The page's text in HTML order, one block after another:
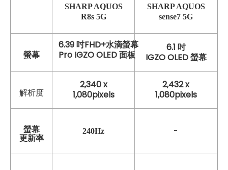
SHARP AQUOS
R8s 5G
SHARPAQUOS
sense7 5G
螢幕
6.39 吋FHD+水滴螢幕
Pro IGZO OLED 面板
6.1 吋
IGZO OLED 螢幕
解析度
2,340 x
1,080pixels
2,432 x
1,080pixels
螢幕
更新率
240Hz -